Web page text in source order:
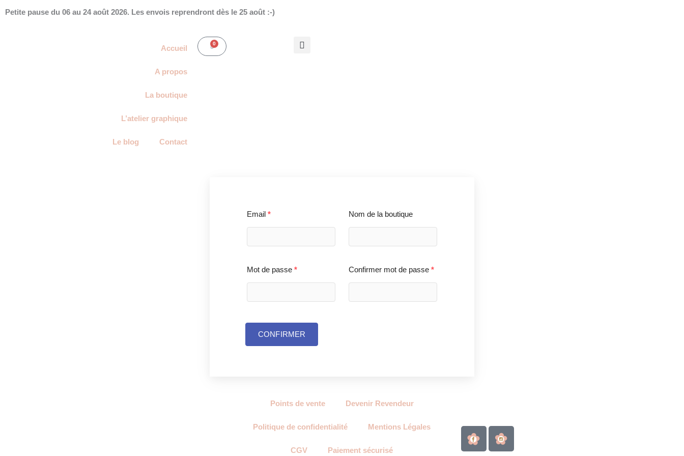
Petite pause du 06 au 24 août 2026. Les envois reprendront dès le 25 août :-)
Accueil
A propos
La boutique
L’atelier graphique
Le blog Contact
0
Panier
Email * Nom de la boutique
Mot de passe * Confirmer mot de passe *
CONFIRMER
Points de vente Devenir Revendeur
Politique de confidentialité Mentions Légales
CGV Paiement sécurisé